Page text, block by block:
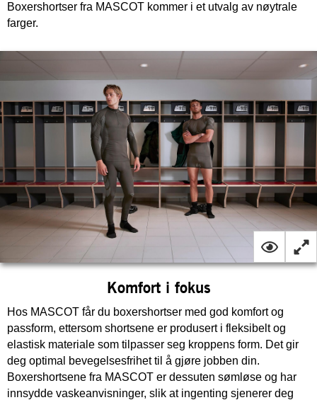
Boxershortser fra MASCOT kommer i et utvalg av nøytrale
farger.
Komfort i fokus
Hos MASCOT får du boxershortser med god komfort og
passform, ettersom shortsene er produsert i fleksibelt og
elastisk materiale som tilpasser seg kroppens form. Det gir
deg optimal bevegelsesfrihet til å gjøre jobben din.
Boxershortsene fra MASCOT er dessuten sømløse og har
innsydde vaskeanvisninger, slik at ingenting sjenerer deg